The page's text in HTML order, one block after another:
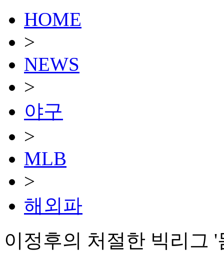
HOME
>
NEWS
>
야구
>
MLB
>
해외파
이정후의 처절한 빅리그